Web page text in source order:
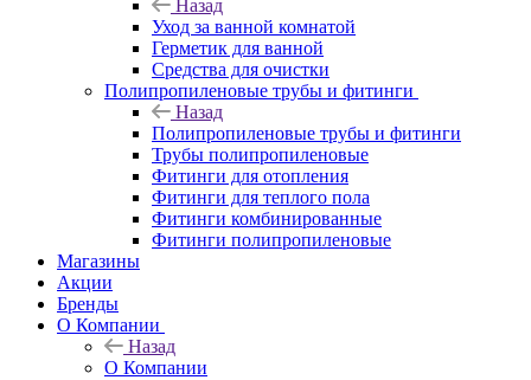
Назад
Уход за ванной комнатой
Герметик для ванной
Средства для очистки
Полипропиленовые трубы и фитинги
Назад
Полипропиленовые трубы и фитинги
Трубы полипропиленовые
Фитинги для отопления
Фитинги для теплого пола
Фитинги комбинированные
Фитинги полипропиленовые
Магазины
Акции
Бренды
О Компании
Назад
О Компании